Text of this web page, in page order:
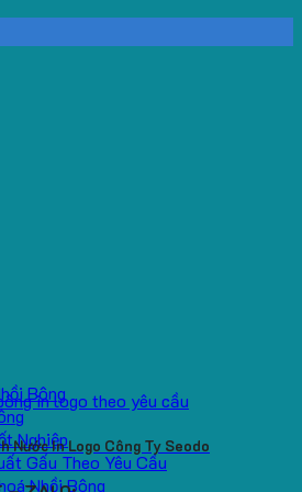
Bông
Nghiệp
Gấu Theo Yêu Cầu
Nhồi Bông
Nước In Logo Công Ty Seodo